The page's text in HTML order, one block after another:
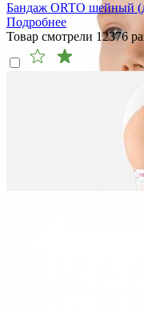
Бандаж ORTO шейный
Подробнее
Товар смотрели 12376